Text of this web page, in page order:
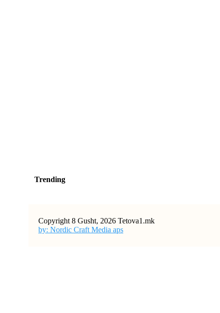
Trending
Copyright 8 Gusht, 2026 Tetova1.mk
by: Nordic Craft Media aps